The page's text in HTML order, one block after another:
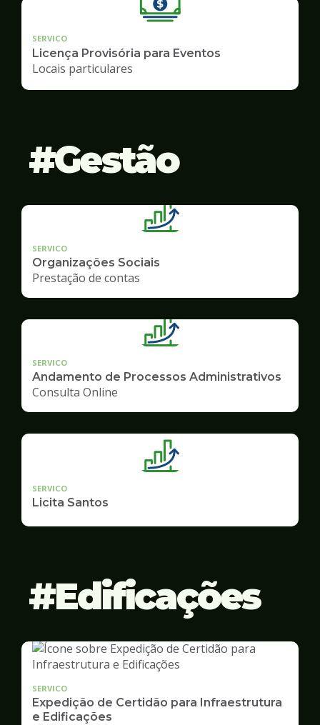
SERVICO
Licença Provisória para Eventos
Locais particulares
Gestão
SERVICO
Organizações Sociais
Prestação de contas
SERVICO
Andamento de Processos Administrativos
Consulta Online
SERVICO
Licita Santos
Edificações
SERVICO
Expedição de Certidão para Infraestrutura
e Edificações